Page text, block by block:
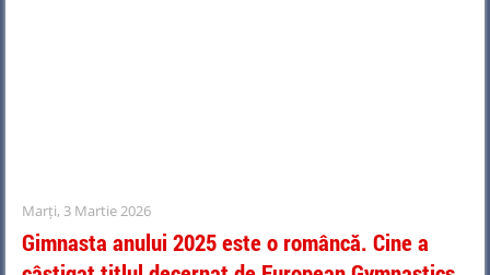
Marți, 3 Martie 2026
Gimnasta anului 2025 este o româncă. Cine a